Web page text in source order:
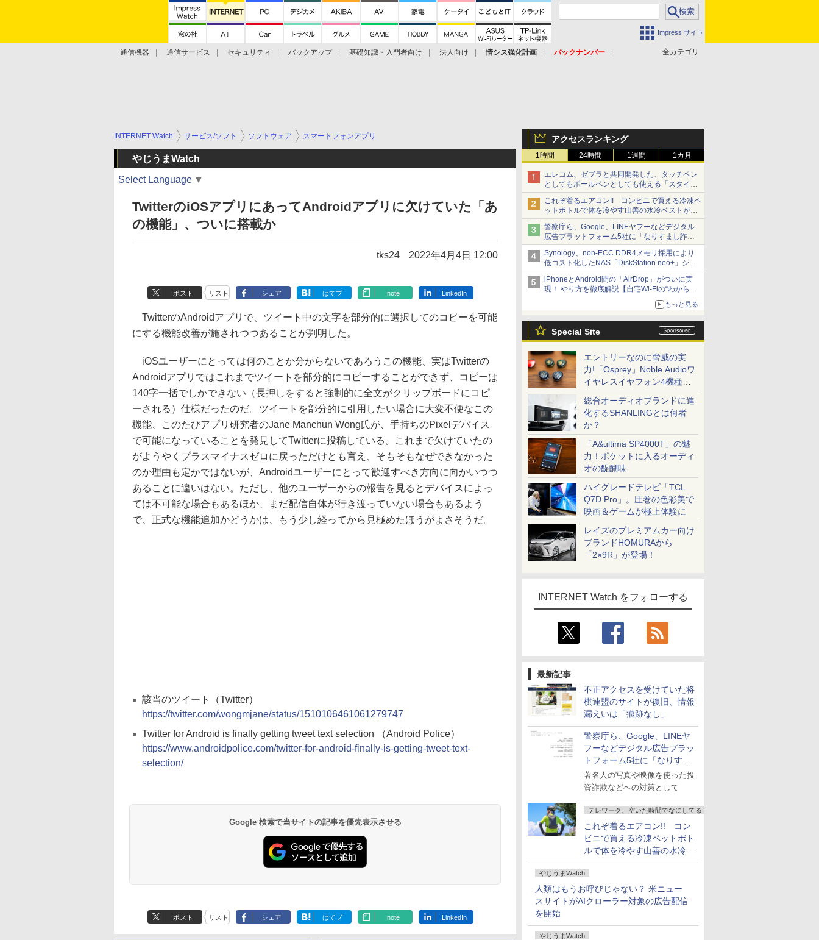
Impress サイト
全カテゴリ
通信機器 通信サービス セキュリティ バックアップ 基礎知識・入門者向け 法人向け 情シス強化計画
バックナンバー
アクセスランキング
1時間 24時間 1週間 1カ月
エレコム、ゼブラと共同開発した、タッチペン
としてもボールペンとしても使える「スタイラ
スツーウェイ」発売 iPadにも紙にも、持ち替
えずに書き込める
これぞ着るエアコン!! コンビニで買える冷凍ペ
ットボトルで体を冷やす山善の水冷ベストがロ
ードバイクにちょうどいい【ぼっち・ざ・ろー
ど！その14】【空いた時間でなにしてる？】
警察庁ら、Google、LINEヤフーなどデジタル
広告プラットフォーム5社に「なりすまし詐欺
広告」対策強化を要請 著名人の写真や映像を
使った投資詐欺などへの対策として
Synology、non-ECC DDR4メモリ採用により
低コスト化したNAS「DiskStation neo+」シリ
ーズ 予算を抑えて導入でき、ECCメモリへの
アップグレードも可能
iPhoneとAndroid間の「AirDrop」がついに実
現！ やり方を徹底解説【自宅Wi-Fiの“わからな
もっと見る
Special Site
エントリーなのに脅威の実
力!「Osprey」Noble Audioワ
イヤレスイヤフォン4機種を
一気に聴く
総合オーディオブランドに進
化するSHANLINGとは何者
か？
「A&ultima SP4000T」の魅
力！ポケットに入るオーディ
オの醍醐味
ハイグレードテレビ「TCL
Q7D Pro」。圧巻の色彩美で
映画＆ゲームが極上体験に
レイズのプレミアムカー向け
ブランドHOMURAから
「2×9R」が登場！
INTERNET Watch をフォローする
最新記事
不正アクセスを受けていた将
棋連盟のサイトが復旧、情報
漏えいは「痕跡なし」
警察庁ら、Google、LINEヤ
フーなどデジタル広告プラッ
トフォーム5社に「なりすま
し詐欺広告」対策強化を要請
著名人の写真や映像を使った投
資詐欺などへの対策として
テレワーク、空いた時間でなにしてる？
これぞ着るエアコン!! コン
ビニで買える冷凍ペットボト
ルで体を冷やす山善の水冷ベ
ストがロードバイクにちょう
どいい【ぼっち・ざ・ろー
ど！その14】
やじうまWatch
人類はもうお呼びじゃない？ 米ニュー
スサイトがAIクローラー対象の広告配信
を開始
やじうまWatch
INTERNET Watch サービス/ソフト ソフトウェア スマートフォンアプリ
やじうまWatch
Select Language ▼
TwitterのiOSアプリにあってAndroidアプリに欠けていた「あ
の機能」、ついに搭載か
tks24 2022年4月4日 12:00
ポスト リスト シェア はてブ note LinkedIn
TwitterのAndroidアプリで、ツイート中の文字を部分的に選択してのコピーを可能
にする機能改善が施されつつあることが判明した。
iOSユーザーにとっては何のことか分からないであろうこの機能、実はTwitterの
Androidアプリではこれまでツイートを部分的にコピーすることができず、コピーは
140字一括でしかできない（長押しをすると強制的に全文がクリップボードにコピ
ーされる）仕様だったのだ。ツイートを部分的に引用したい場合に大変不便なこの
機能、このたびアプリ研究者のJane Manchun Wong氏が、手持ちのPixelデバイス
で可能になっていることを発見してTwitterに投稿している。これまで欠けていたの
がようやくプラスマイナスゼロに戻っただけとも言え、そもそもなぜできなかった
のか理由も定かではないが、Androidユーザーにとって歓迎すべき方向に向かいつつ
あることに違いはない。ただし、他のユーザーからの報告を見るとデバイスによっ
ては不可能な場合もあるほか、まだ配信自体が行き渡っていない場合もあるよう
で、正式な機能追加かどうかは、もう少し経ってから見極めたほうがよさそうだ。
該当のツイート（Twitter）
https://twitter.com/wongmjane/status/1510106461061279747
Twitter for Android is finally getting tweet text selection （Android Police）
https://www.androidpolice.com/twitter-for-android-finally-is-getting-tweet-text-
selection/
Google 検索で当サイトの記事を優先表示させる
ポスト リスト シェア はてブ note LinkedIn